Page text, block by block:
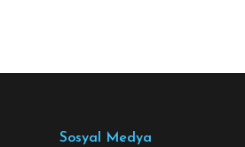
Sosyal Medya